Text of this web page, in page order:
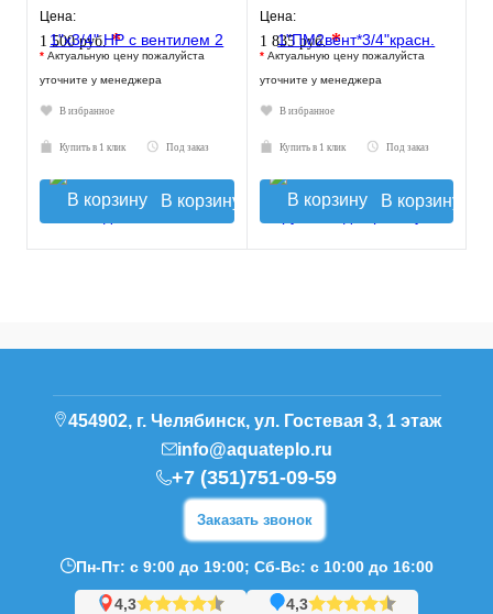
Цена:
1 500 руб.*
* Актуальную цену пожалуйста
уточните у менеджера
В избранное
Купить в 1 клик Под заказ
В корзину
630057N1005R2H
Цена:
1 835 руб.*
* Актуальную цену пожалуйста
уточните у менеджера
В избранное
Купить в 1 клик Под заказ
В корзину
454902, г. Челябинск, ул. Гостевая 3, 1 этаж
info@aquateplo.ru
+7 (351)751-09-59
Заказать звонок
Пн-Пт: с 9:00 до 19:00; Сб-Вс: с 10:00 до 16:00
4,3 4,3